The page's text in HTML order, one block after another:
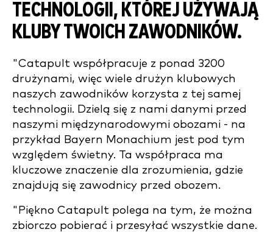
TECHNOLOGII, KTÓREJ UŻYWAJĄ
KLUBY TWOICH ZAWODNIKÓW.
"Catapult współpracuje z ponad 3200
drużynami, więc wiele drużyn klubowych
naszych zawodników korzysta z tej samej
technologii. Dzielą się z nami danymi przed
naszymi międzynarodowymi obozami - na
przykład Bayern Monachium jest pod tym
względem świetny. Ta współpraca ma
kluczowe znaczenie dla zrozumienia, gdzie
znajdują się zawodnicy przed obozem.
"Piękno Catapult polega na tym, że można
zbiorczo pobierać i przesyłać wszystkie dane.